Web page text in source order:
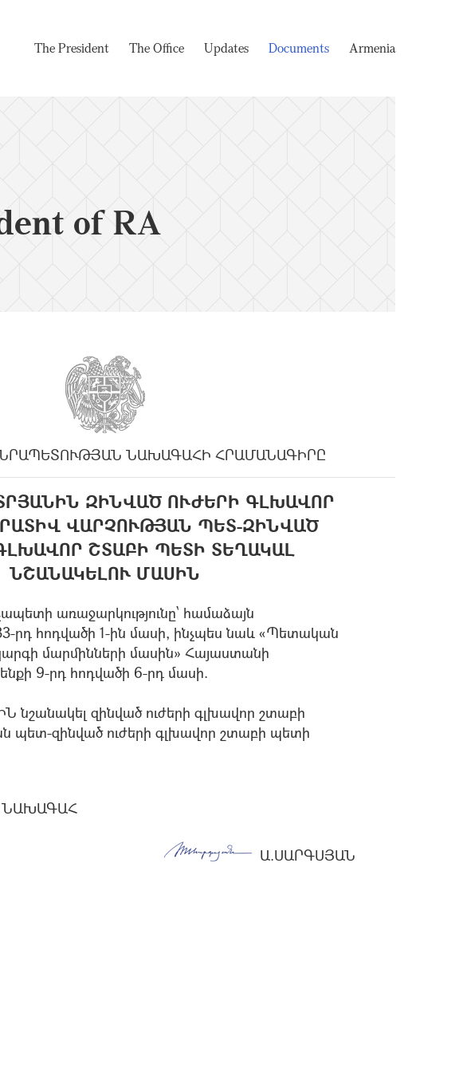
The President The Office Updates Documents Armenia
of RA
ՆԱԽԱԳԱՀԻ ՀՐԱՄԱՆԱԳԻՐԸ
ԶԻՆՎԱԾ ՈՒԺԵՐԻ ԳԼԽԱՎՈՐ
ՎԱՐՉՈՒԹՅԱՆ ՊԵՏ-ԶԻՆՎԱԾ
ՇՏԱԲԻ ՊԵՏԻ ՏԵՂԱԿԱԼ
ՆՇԱՆԱԿԵԼՈՒ ՄԱՍԻՆ
առաջարկությունը` համաձայն
րդ հոդվածի 1-ին մասի, ինչպես նաև «Պետական
մարմինների մասին» Հայաստանի
9-րդ հոդվածի 6-րդ մասի.
զինված ուժերի գլխավոր շտաբի
պետ-զինված ուժերի գլխավոր շտաբի պետի
Ա.ՍԱՐԳՍՅԱՆ